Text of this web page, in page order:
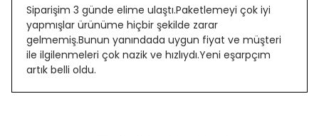
Siparişim 3 günde elime ulaştı.Paketlemeyi çok iyi
yapmışlar ürünüme hiçbir şekilde zarar
gelmemiş.Bunun yanındada uygun fiyat ve müşteri
ile ilgilenmeleri çok nazik ve hızlıydı.Yeni eşarpçım
artık belli oldu.